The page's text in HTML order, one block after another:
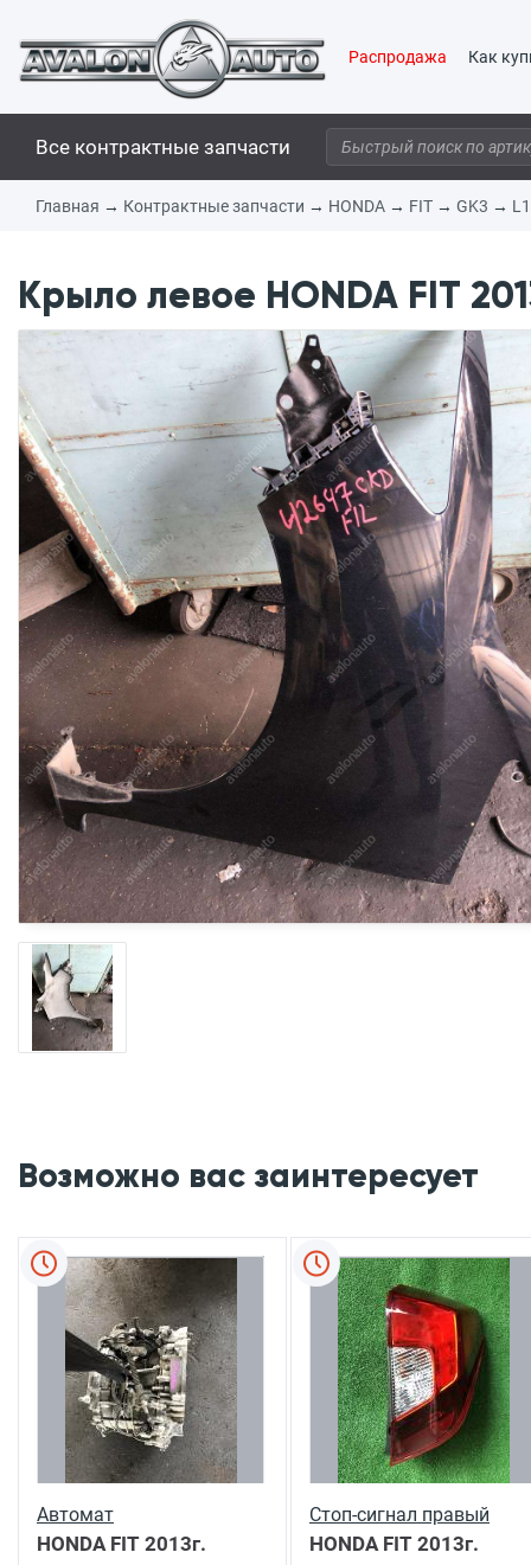
Распродажа Как
Все контрактные запчасти
Главная → Контрактные запчасти → HONDA → FIT → GK3 →
Крыло левое HONDA FIT
Возможно вас заинтересует
Автомат
HONDA FIT 2013г.
Стоп-сигнал правый
HONDA FIT 2013г.